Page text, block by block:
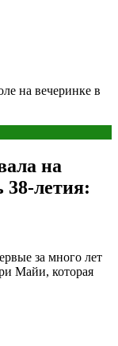
на вечеринке в
на
38-летия:
за много лет
Майи, которая